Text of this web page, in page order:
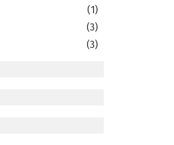
(1)
(3)
(3)